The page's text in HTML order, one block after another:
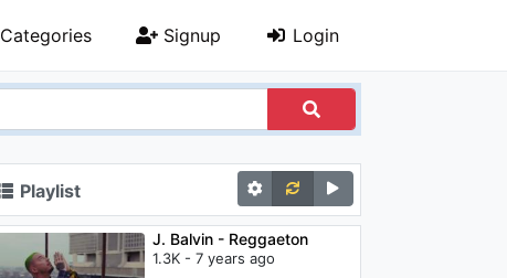
Categories Signup Login
Playlist
J. Balvin - Reggaeton
1.3K - 7 years ago